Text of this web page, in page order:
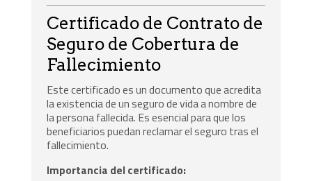
Certificado de Contrato de
Seguro de Cobertura de
Fallecimiento
Este certificado es un documento que acredita
la existencia de un seguro de vida a nombre de
la persona fallecida. Es esencial para que los
beneficiarios puedan reclamar el seguro tras el
fallecimiento.
Importancia del certificado: